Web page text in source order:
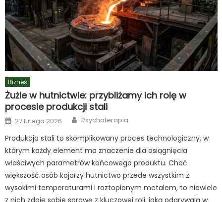
Biznes
Żużle w hutnictwie: przybliżamy ich rolę w
procesie produkcji stali
Posted
on
27 lutego 2026 Author
Psychoterapia
Produkcja stali to skomplikowany proces technologiczny, w
którym każdy element ma znaczenie dla osiągnięcia
właściwych parametrów końcowego produktu. Choć
większość osób kojarzy hutnictwo przede wszystkim z
wysokimi temperaturami i roztopionym metalem, to niewiele
z nich zdaje sobie sprawę z kluczowej roli, jaką odgrywają w